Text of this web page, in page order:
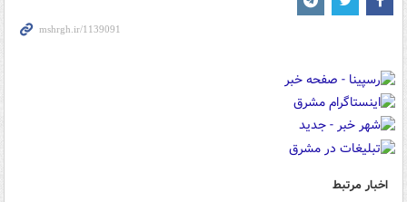
اخبار مرتبط